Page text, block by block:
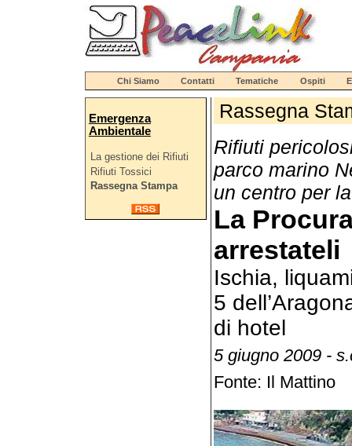
Chi Siamo Contatti Tematiche Ospiti
Emergenza
Ambientale
La gestione dei Rifiuti
Rifiuti Tossici
Rassegna Stampa
Rassegna
Rifiuti
parco marino
un centro per
La
arrestateli
Ischia,
5
di hotel
5 giugno 2009 -
Fonte: Il Mattino